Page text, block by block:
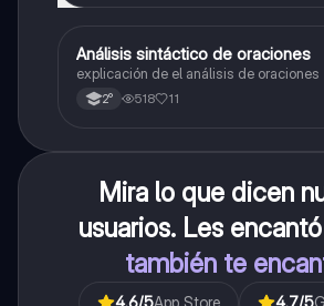
ALengua
Análisis sintáctico de oraciones
explicación de el análisis de oraciones
2° 518 11
Mira lo que dicen
usuarios. Les
también te
4.6/5App Store 4.7/5